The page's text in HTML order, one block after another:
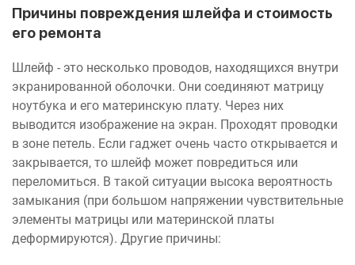
Причины повреждения шлейфа и стоимость
его ремонта
Шлейф - это несколько проводов, находящихся внутри
экранированной оболочки. Они соединяют матрицу
ноутбука и его материнскую плату. Через них
выводится изображение на экран. Проходят проводки
в зоне петель. Если гаджет очень часто открывается и
закрывается, то шлейф может повредиться или
переломиться. В такой ситуации высока вероятность
замыкания (при большом напряжении чувствительные
элементы матрицы или материнской платы
деформируются). Другие причины: